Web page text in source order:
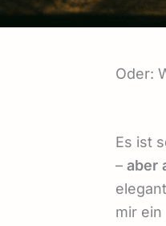
Oder:
Es ist
–aber
mir